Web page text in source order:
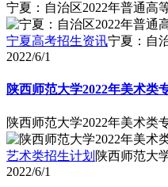
宁夏：自治区2022年普通高
宁夏高考招生资讯宁夏：自
2022/6/1
陕西师范大学2022年美术类
陕西师范大学2022年美术类
艺术类招生计划 陕西师范大
2022/6/1